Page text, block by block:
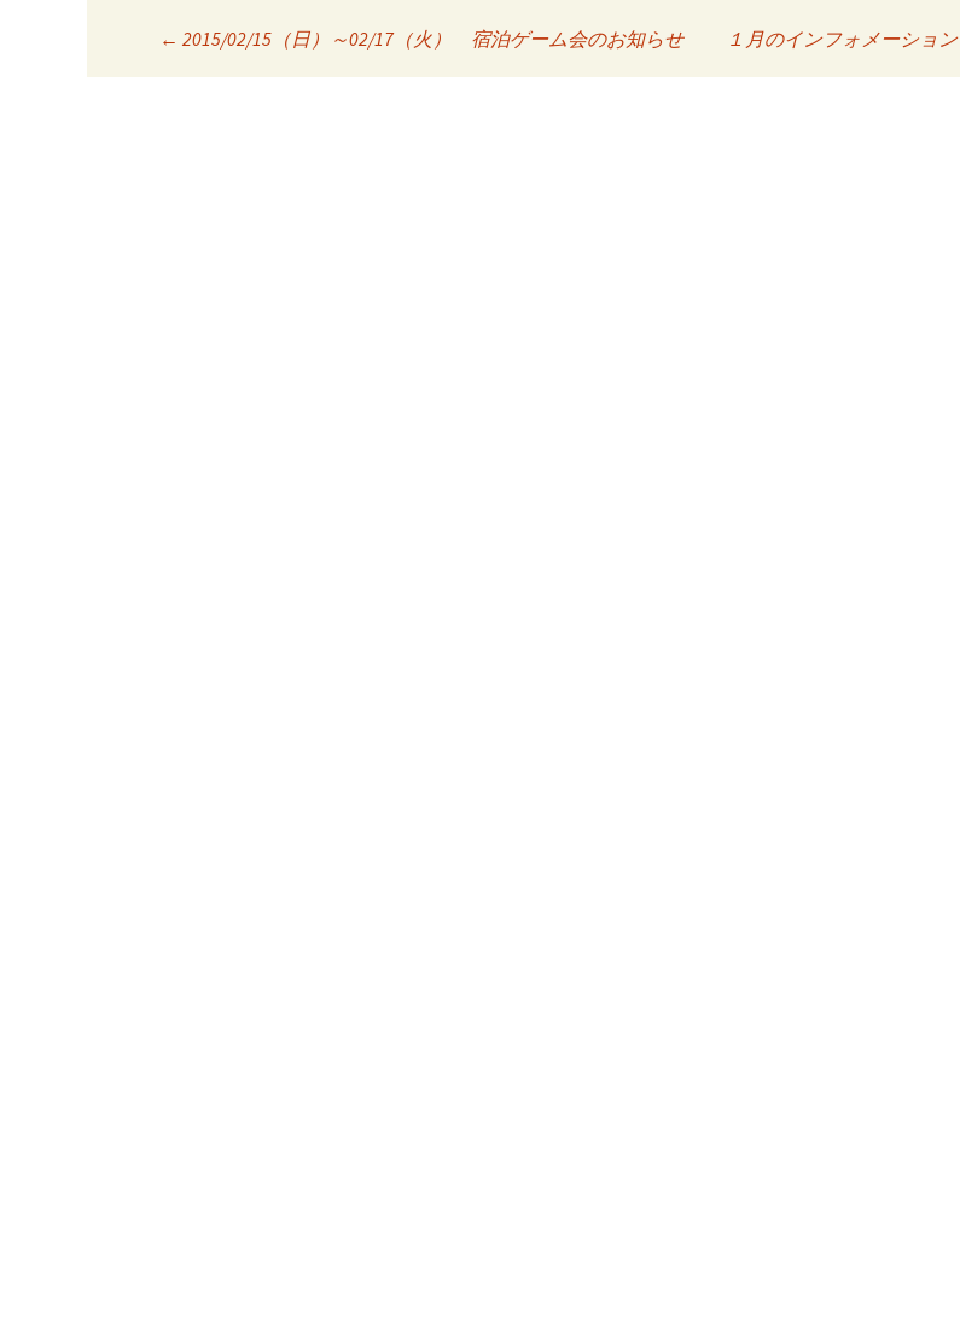
Post
← 2015/02/15（日）～02/17（火） 宿泊ゲーム会のお知らせ １月のインフォメーション